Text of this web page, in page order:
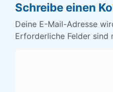
Schreibe einen
Deine E-Mail-Adresse
Erforderliche Felder sind